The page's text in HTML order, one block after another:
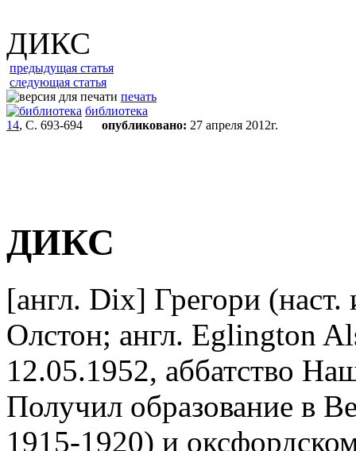
ДИКС
предыдущая статья
следующая статья
печать
библиотека
14, С. 693-694 опубликовано: 27 апреля 2012г.
ДИКС
[англ. Dix] Грегори
Олстон; англ. Eglington
12.05.1952, аббатство
Получил образование в
1915-1920) и